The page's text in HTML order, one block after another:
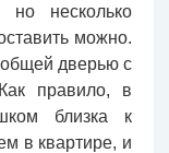
но несколько
можно.
общей дверью с
правило, в
близка к
в квартире, и